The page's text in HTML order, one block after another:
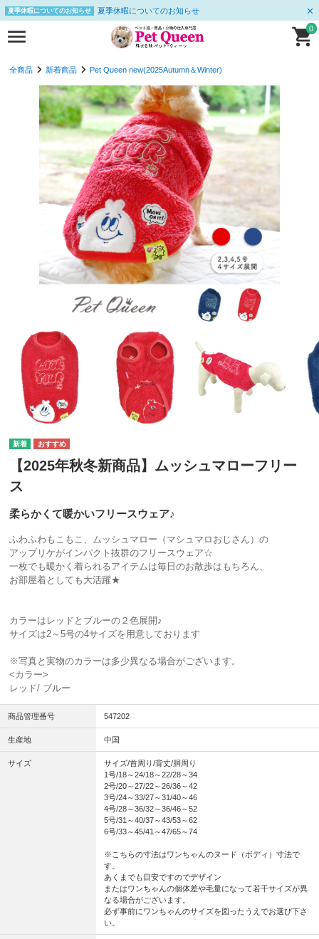
夏季休暇についてのお知らせ 夏季休暇についてのお知らせ
0
全商品 新着商品 Pet Queen new(2025Autumn＆Winter)
【2025年秋冬新商品】ムッシュマローフリー
ス
柔らかくて暖かいフリースウェア♪
ふわふわもこもこ、ムッシュマロー（マシュマロおじさん）の
アップリケがインパクト抜群のフリースウェア☆
一枚でも暖かく着られるアイテムは毎日のお散歩はもちろん、
お部屋着としても大活躍★
カラーはレッドとブルーの２色展開♪
サイズは2～5号の4サイズを用意しております
※写真と実物のカラーは多少異なる場合がございます。
<カラー>
レッド/ ブルー
商品管理番号 547202
生産地 中国
サイズ
サイズ/首周り/背丈/胴周り
1号/18～24/18～22/28～34
2号/20～27/22～26/36～42
3号/24～33/27～31/40～46
4号/28～36/32～36/46～52
5号/31～40/37～43/53～62
6号/33～45/41～47/65～74
※こちらの寸法はワンちゃんのヌード（ボディ）寸法で
す。
あくまでも目安ですのでデザイン
またはワンちゃんの個体差や毛量になって若干サイズが異
なる場合がございます。
必ず事前にワンちゃんのサイズを図ったうえでお選び下さ
い。